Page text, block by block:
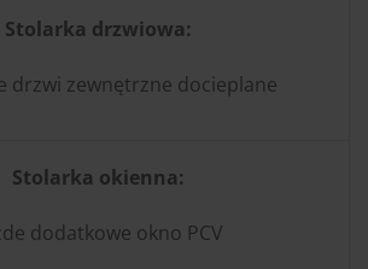
Stolarka drzwiowa:
drzwi zewnętrzne docieplane
Stolarka okienna:
dodatkowe okno PCV